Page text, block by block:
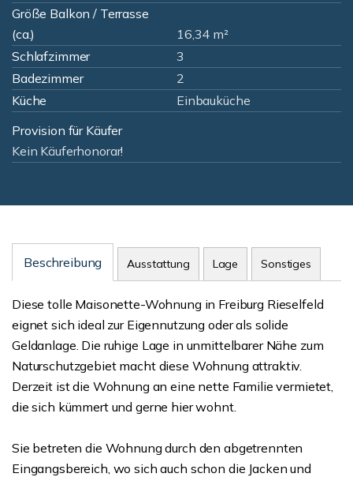
Größe Balkon / Terrasse
(ca.)
16,34 m²
Schlafzimmer
3
Badezimmer
2
Küche
Einbauküche
Provision für Käufer
Kein Käuferhonorar!
Beschreibung Ausstattung Lage Sonstiges
Diese tolle Maisonette-Wohnung in Freiburg Rieselfeld
eignet sich ideal zur Eigennutzung oder als solide
Geldanlage. Die ruhige Lage in unmittelbarer Nähe zum
Naturschutzgebiet macht diese Wohnung attraktiv.
Derzeit ist die Wohnung an eine nette Familie vermietet,
die sich kümmert und gerne hier wohnt.
Sie betreten die Wohnung durch den abgetrennten
Eingangsbereich, wo sich auch schon die Jacken und